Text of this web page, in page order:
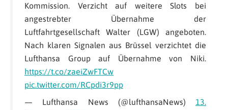
Kommission. Verzicht auf weitere Slots bei
angestrebter Übernahme der
Luftfahrtgesellschaft Walter (LGW) angeboten.
Nach klaren Signalen aus Brüssel verzichtet die
Lufthansa Group auf Übernahme von Niki.
https://t.co/zaeiZwFTCw
pic.twitter.com/RCpdi3r9pp
— Lufthansa News (@lufthansaNews) 13.